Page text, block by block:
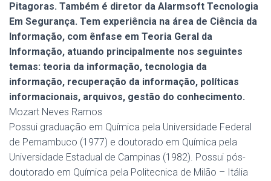
Pitagoras. Também é diretor da Alarmsoft Tecnologia
Em Segurança. Tem experiência na área de Ciência da
Informação, com ênfase em Teoria Geral da
Informação, atuando principalmente nos seguintes
temas: teoria da informação, tecnologia da
informação, recuperação da informação, políticas
informacionais, arquivos, gestão do conhecimento.
Mozart Neves Ramos
Possui graduação em Química pela Universidade Federal
de Pernambuco (1977) e doutorado em Química pela
Universidade Estadual de Campinas (1982). Possui pós-
doutorado em Química pela Politecnica de Milão – Itália